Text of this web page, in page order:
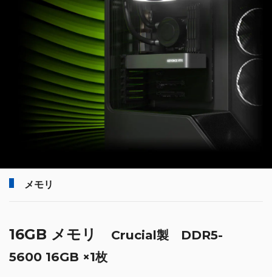
メモリ
16GB メモリ
Crucial製 DDR5-
5600 16GB ×1枚